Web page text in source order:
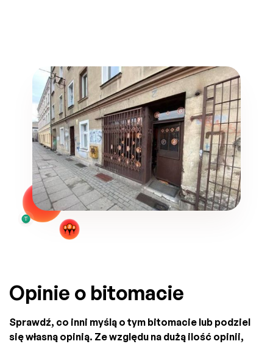
Opinie o bitomacie
Sprawdź, co inni myślą o tym bitomacie lub podziel
się własną opinią. Ze względu na dużą ilość opinii,